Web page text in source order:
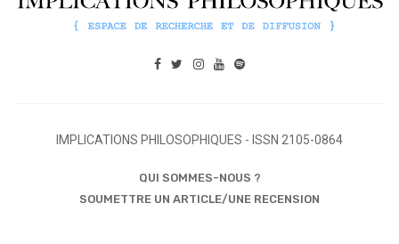
IMPLICATIONS PHILOSOPHIQUES - ISSN 2105-0864
QUI SOMMES-NOUS ?
SOUMETTRE UN ARTICLE/UNE RECENSION